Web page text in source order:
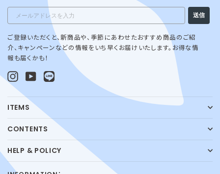
Email
送信
ご登録いただくと、新商品や、季節にあわせたおすすめ商品のご紹
介、キャンペーンなどの情報をいち早くお届けいたします。お得な情
報も届くかも！
Instagram
YouTube
ITEMS
CONTENTS
HELP & POLICY